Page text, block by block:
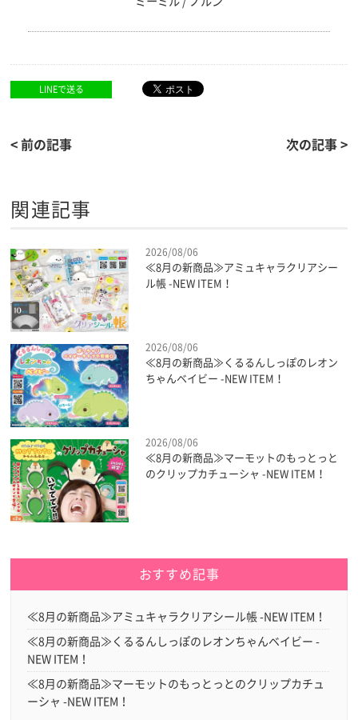
LINEで送る
< 前の記事 次の記事 >
関連記事
2026/08/06
≪8月の新商品≫アミュキャラクリアシー
ル帳 -NEW ITEM！
2026/08/06
≪8月の新商品≫くるるんしっぽのレオン
ちゃんベイビー -NEW ITEM！
2026/08/06
≪8月の新商品≫マーモットのもっとっと
のクリップカチューシャ -NEW ITEM！
おすすめ記事
≪8月の新商品≫アミュキャラクリアシール帳 -NEW ITEM！
≪8月の新商品≫くるるんしっぽのレオンちゃんベイビー -
NEW ITEM！
≪8月の新商品≫マーモットのもっとっとのクリップカチュ
ーシャ -NEW ITEM！